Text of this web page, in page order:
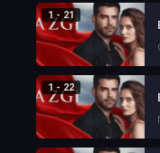
1 - 21
1 - 22